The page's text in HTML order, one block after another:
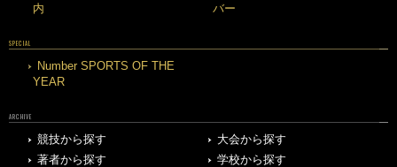
内
バー
SPECIAL
Number SPORTS OF THE
YEAR
ARCHIVE
競技から探す
大会から探す
著者から探す
学校から探す